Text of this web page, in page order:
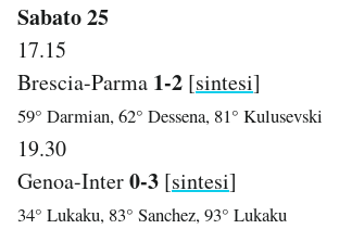
Sabato 25
17.15
Brescia-Parma 1-2 [sintesi]
59° Darmian, 62° Dessena, 81° Kulusevski
19.30
Genoa-Inter0-3 [sintesi]
34° Lukaku, 83° Sanchez, 93° Lukaku